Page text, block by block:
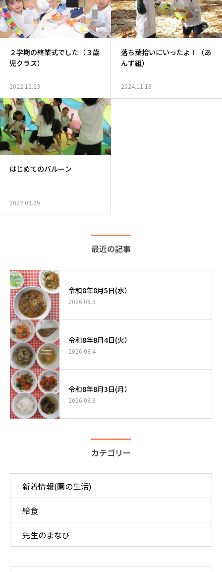
２学期の終業式でした（３歳
児クラス）
2022.12.23
落ち葉拾いにいったよ！（あ
んず組）
2024.11.18
はじめてのバルーン
2022.09.09
最近の記事
令和8年8月5日(水）
2026.08.5
令和8年8月4日(火）
2026.08.4
令和8年8月3日(月）
2026.08.3
カテゴリー
新着情報(園の生活)
給食
先生のまなび